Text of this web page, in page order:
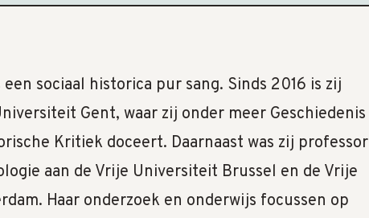
een sociaal historica pur sang. Sinds 2016 is zij
Gent, waar zij onder meer Geschiedenis
Kritiek doceert. Daarnaast was zij professor
aan de Vrije Universiteit Brussel en de Vrije
Haar onderzoek en onderwijs focussen op